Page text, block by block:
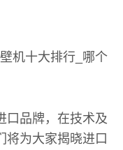
口品牌，在技术及
将为大家揭晓进口